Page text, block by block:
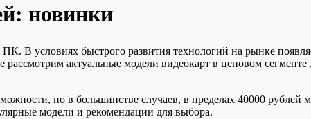
новинки
В условиях быстрого развития технологий на рынке
актуальные модели видеокарт в ценовом
но в большинстве случаев, в пределах 40000
модели и рекомендации для выбора.